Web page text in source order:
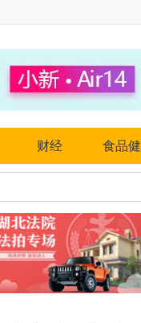
财经 食品